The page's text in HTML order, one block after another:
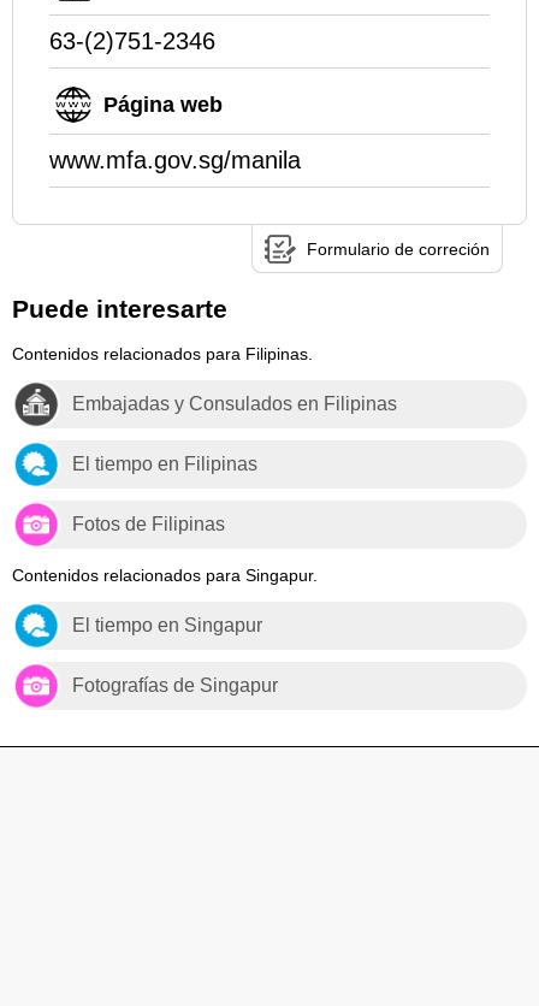
63-(2)751-2346
Página web
www.mfa.gov.sg/manila
Formulario de correción
Puede interesarte
Contenidos relacionados para Filipinas.
Embajadas y Consulados en Filipinas
El tiempo en Filipinas
Fotos de Filipinas
Contenidos relacionados para Singapur.
El tiempo en Singapur
Fotografías de Singapur